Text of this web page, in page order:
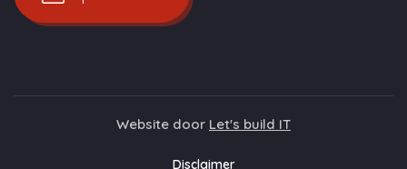
Website door Let's build IT
Disclaimer